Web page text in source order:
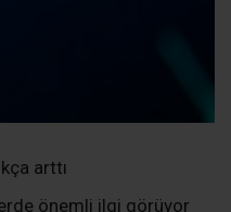
arttı
önemli ilgi görüyor